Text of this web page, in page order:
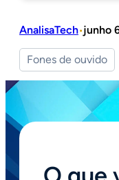
AnalisaTech•junho
Fones de ouvido